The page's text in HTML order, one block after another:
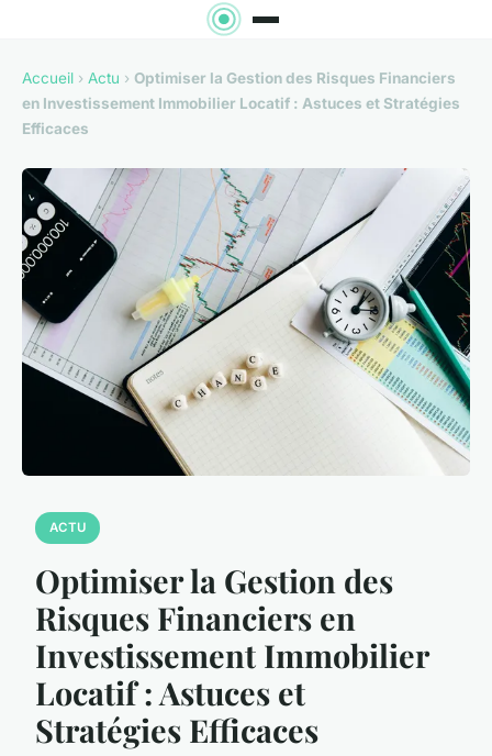
Accueil › Actu › Optimiser la Gestion des Risques Financiers
en Investissement Immobilier Locatif : Astuces et Stratégies
Efficaces
ACTU
Optimiser la Gestion des
Risques Financiers en
Investissement Immobilier
Locatif : Astuces et
Stratégies Efficaces